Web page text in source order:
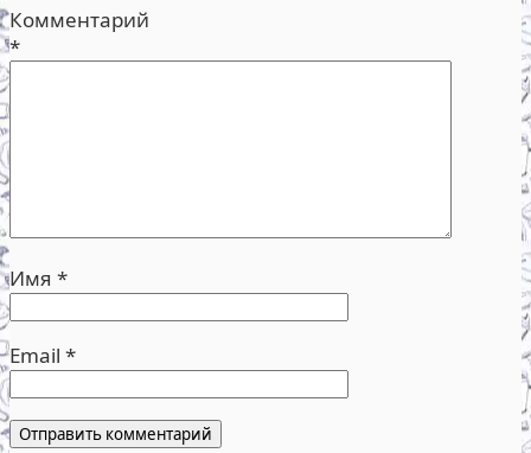
Комментарий
*
Имя *
Email *